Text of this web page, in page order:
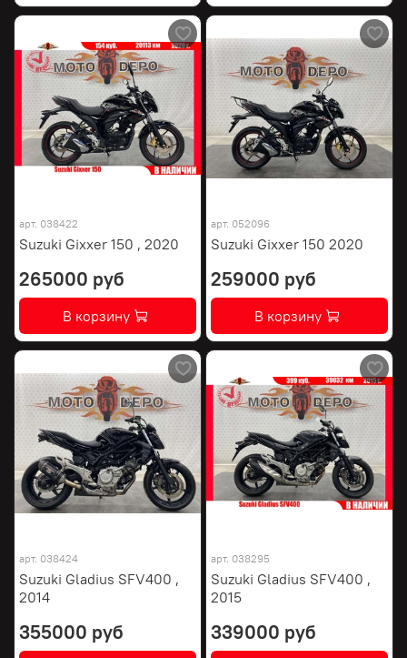
арт. 038422
Suzuki Gixxer 150 , 2020
265000 руб
В корзину
арт. 052096
Suzuki Gixxer 150 2020
259000 руб
В корзину
арт. 038424
Suzuki Gladius SFV400 ,
2014
355000 руб
арт. 038295
Suzuki Gladius SFV400 ,
2015
339000 руб